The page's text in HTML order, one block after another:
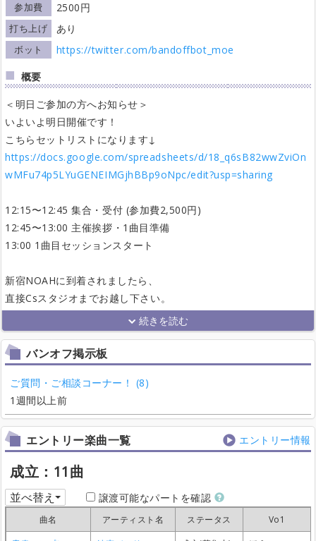
参加費 2500円
打ち上げ あり
ボット
https://twitter.com/bandoffbot_moe
概要
＜明日ご参加の方へお知らせ＞
いよいよ明日開催です！
こちらセットリストになります↓
https://docs.google.com/spreadsheets/d/18_q6sB82wwZviOn
wMFu74p5LYuGENEIMGjhBBp9oNpc/edit?usp=sharing
12:15〜12:45 集合・受付 (参加費2,500円)
12:45〜13:00 主催挨拶・1曲目準備
13:00 1曲目セッションスタート
新宿NOAHに到着されましたら、
直接Csスタジオまでお越し下さい。
バンオフ掲示板
ご質問・ご相談コーナー！ (8)
1週間以上前
エントリー楽曲一覧 エントリー情報
成立：11曲
並べ替え 譲渡可能なパートを確認
曲名 アーティスト名 ステータス
Vo1
曲名 アーティスト名 ステータス
Vo1
曲名 アーティスト名 ステータス
Vo1
曲名 アーティスト名 ステータス
Vo1